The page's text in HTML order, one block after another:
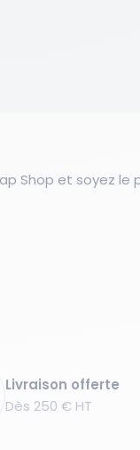
Shop et soyez le
Livraison offerte
Dès 250 € HT